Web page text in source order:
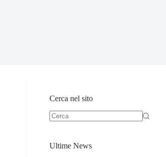
Cerca nel sito
Ultime News